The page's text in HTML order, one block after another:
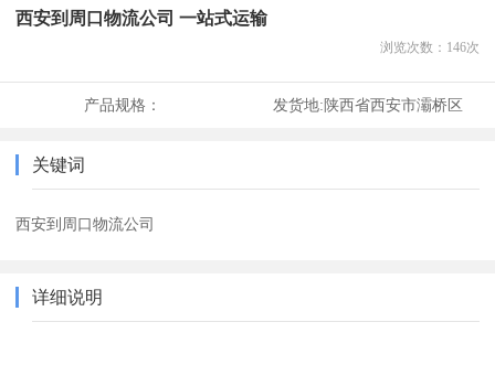
西安到周口物流公司 一站式运输
浏览次数： 146次
产品规格： 发货地:陕西省西安市灞桥区
关键词
西安到周口物流公司
详细说明